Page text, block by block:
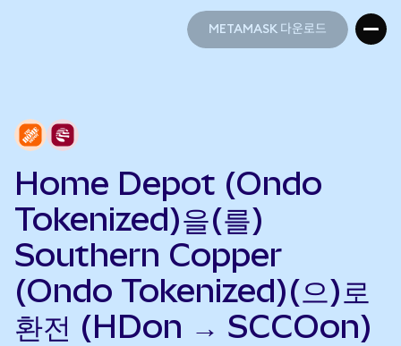
METAMASK 다운로드
Home Depot (Ondo
Tokenized)을(를)
Southern Copper
(Ondo Tokenized)(으)로
환전 (HDon → SCCOon)